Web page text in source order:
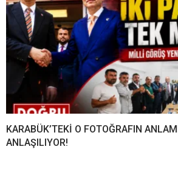
KARABÜK’TEKİ O FOTOĞRAFIN
ANLAŞILIYOR!